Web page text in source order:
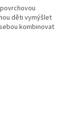
děti vymýšlet
kombinovat